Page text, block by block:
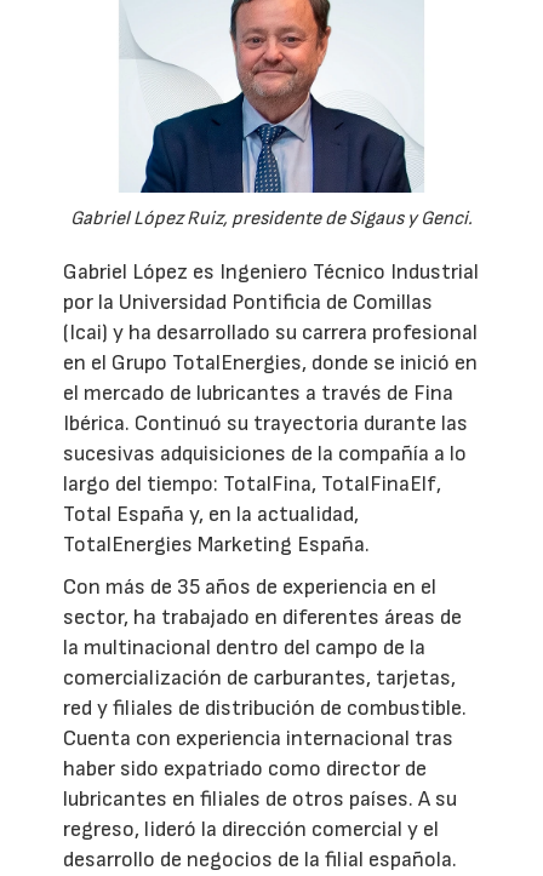
Gabriel López Ruiz, presidente de Sigaus y Genci.
Gabriel López es Ingeniero Técnico Industrial
por la Universidad Pontificia de Comillas
(Icai) y ha desarrollado su carrera profesional
en el Grupo TotalEnergies, donde se inició en
el mercado de lubricantes a través de Fina
Ibérica. Continuó su trayectoria durante las
sucesivas adquisiciones de la compañía a lo
largo del tiempo: TotalFina, TotalFinaElf,
Total España y, en la actualidad,
TotalEnergies Marketing España.
Con más de 35 años de experiencia en el
sector, ha trabajado en diferentes áreas de
la multinacional dentro del campo de la
comercialización de carburantes, tarjetas,
red y filiales de distribución de combustible.
Cuenta con experiencia internacional tras
haber sido expatriado como director de
lubricantes en filiales de otros países. A su
regreso, lideró la dirección comercial y el
desarrollo de negocios de la filial española.